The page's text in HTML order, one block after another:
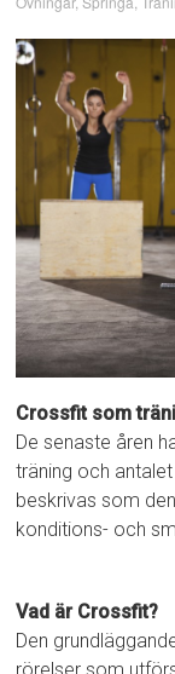
Crossfit som
De senaste åren
träning och
beskrivas som
konditions- och
Vad är Crossfit?
Den